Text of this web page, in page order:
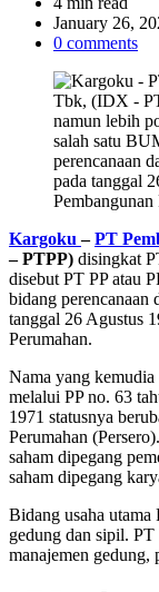
read
time
January 26,
0 comments
Kargoku–PT
– PTPP) disingkat
disebut PT PP atau
bidang perencanaan
tanggal 26 Agustus
Perumahan.
Nama yang
melalui PP no. 63
1971 statusnya
Perumahan
saham dipegang
saham dipegang
Bidang usaha utama
gedung dan sipil. PT
manajemen gedung,